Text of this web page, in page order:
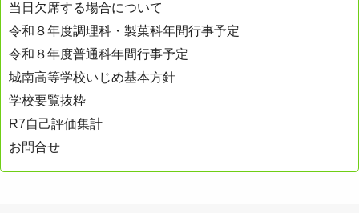
当日欠席する場合について
令和８年度調理科・製菓科年間行事予定
令和８年度普通科年間行事予定
城南高等学校いじめ基本方針
学校要覧抜粋
R7自己評価集計
お問合せ